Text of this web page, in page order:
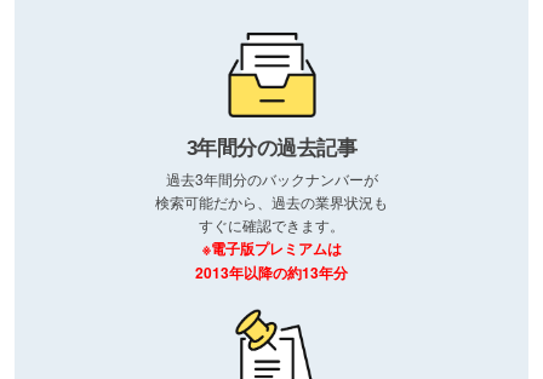
3年間分の過去記事
過去3年間分のバックナンバーが
検索可能だから、過去の業界状況も
すぐに確認できます。
※電子版プレミアムは
2013年以降の約13年分